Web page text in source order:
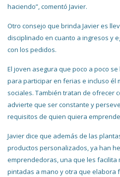
haciendo”, comentó Javier.
Otro consejo que brinda Javier es
disciplinado en cuanto a ingresos y
con los pedidos.
El joven asegura que poco a poco
para participar en ferias e incluso él
sociales. También tratan de ofrecer
advierte que ser constante y
requisitos de quien quiera
Javier dice que además de las
productos personalizados, ya han
emprendedoras, una que les facilita
pintadas a mano y otra que elabora